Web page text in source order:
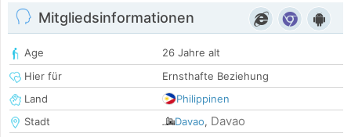
Mitgliedsinformationen
Age
26 Jahre alt
Hier für
Ernsthafte Beziehung
Land
Philippinen
Stadt
Davao, Davao